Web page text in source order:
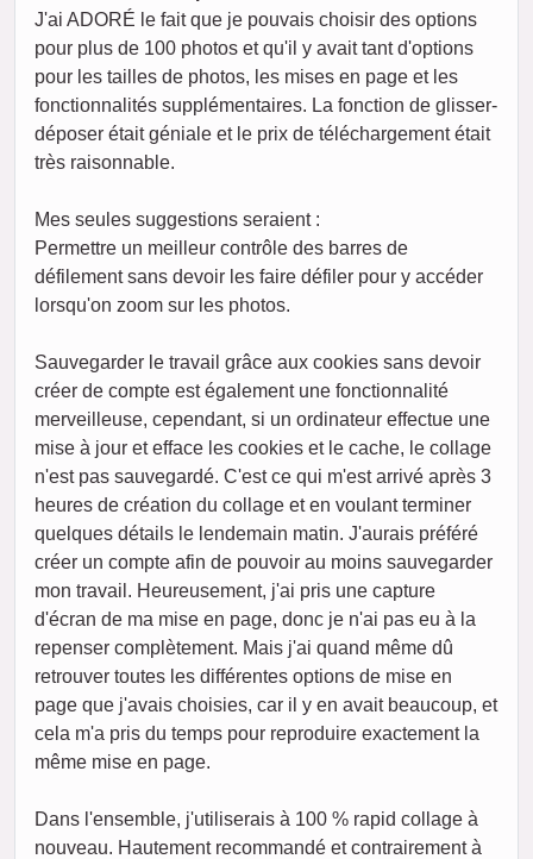
J'ai ADORÉ le fait que je pouvais choisir des options
pour plus de 100 photos et qu'il y avait tant d'options
pour les tailles de photos, les mises en page et les
fonctionnalités supplémentaires. La fonction de glisser-
déposer était géniale et le prix de téléchargement était
très raisonnable.
Mes seules suggestions seraient :
Permettre un meilleur contrôle des barres de
défilement sans devoir les faire défiler pour y accéder
lorsqu'on zoom sur les photos.
Sauvegarder le travail grâce aux cookies sans devoir
créer de compte est également une fonctionnalité
merveilleuse, cependant, si un ordinateur effectue une
mise à jour et efface les cookies et le cache, le collage
n'est pas sauvegardé. C'est ce qui m'est arrivé après 3
heures de création du collage et en voulant terminer
quelques détails le lendemain matin. J'aurais préféré
créer un compte afin de pouvoir au moins sauvegarder
mon travail. Heureusement, j'ai pris une capture
d'écran de ma mise en page, donc je n'ai pas eu à la
repenser complètement. Mais j'ai quand même dû
retrouver toutes les différentes options de mise en
page que j'avais choisies, car il y en avait beaucoup, et
cela m'a pris du temps pour reproduire exactement la
même mise en page.
Dans l'ensemble, j'utiliserais à 100 % rapid collage à
nouveau. Hautement recommandé et contrairement à